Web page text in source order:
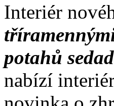
Interiér
potahů
nabízí